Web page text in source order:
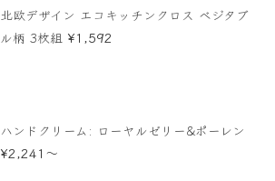
北欧デザイン エコキッチンクロス ベジタブ
ル柄 3枚組 ¥1,592
ハンドクリーム: ローヤルゼリー&ポーレン
¥2,241 〜